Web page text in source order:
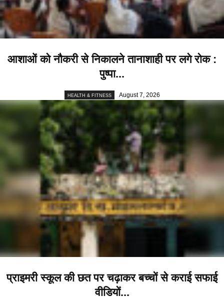
आशाओं को नौकरी से निकालने तानाशाही पर लगे रोक :
पुष्पा...
HEALTH & FITNESS August 7, 2026
प्राइमरी स्कूल की छत पर चढ़ाकर बच्चों से कराई सफाई
वीडियों...